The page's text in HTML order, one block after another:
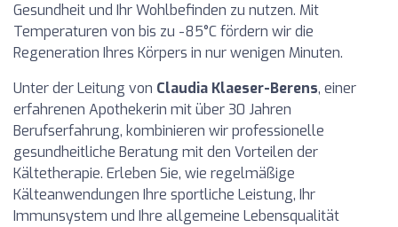
Gesundheit und Ihr Wohlbefinden zu nutzen. Mit
Temperaturen von bis zu -85°C fördern wir die
Regeneration Ihres Körpers in nur wenigen Minuten.
Unter der Leitung von Claudia Klaeser-Berens, einer
erfahrenen Apothekerin mit über 30 Jahren
Berufserfahrung, kombinieren wir professionelle
gesundheitliche Beratung mit den Vorteilen der
Kältetherapie. Erleben Sie, wie regelmäßige
Kälteanwendungen Ihre sportliche Leistung, Ihr
Immunsystem und Ihre allgemeine Lebensqualität